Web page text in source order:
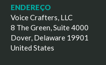
ENDEREÇO
Voice Crafters, LLC
8 The Green, Suite 4000
Dover, Delaware 19901
United States